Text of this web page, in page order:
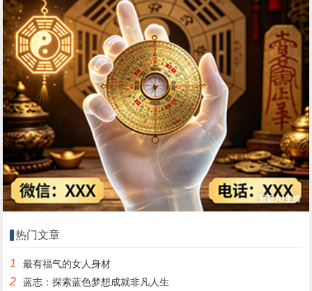
热门文章
1 最有福气的女人身材
2 蓝志：探索蓝色梦想成就非凡人生